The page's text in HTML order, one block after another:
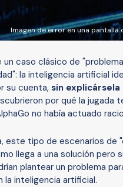
Imagen de error en una pantalla
caso clásico de
la inteligencia artificial
su cuenta, sin explicársela
por qué la jugada
no había actuado
este tipo de escenarios de
llega a una solución pero
plantear un problema
la inteligencia artificial.